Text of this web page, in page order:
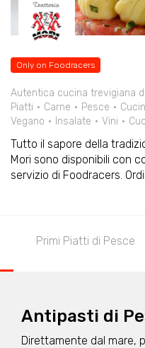
Only on Foodracers
Autentica cucina trevigiana
Piatti
Carne Pesce
Vegano
Insalate Vini
Tutto il sapore della
Mori sono disponibili con
servizio di Foodracers.
Antipasti di Pesce
Antipasti di
Direttamente dal mare,